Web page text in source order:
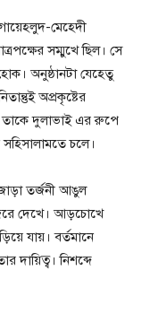
মেহেদী
সম্মুখে ছিল। সে
হোক। অনুষ্ঠানটা যেহেতু
অপ্রকৃষ্টের
দুলাভাই এর রুপে
চলে।
তর্জনী আঙুল
দেখে। আড়চোখে
যায়। বর্তমানে
দায়িত্ব। নিশব্দে